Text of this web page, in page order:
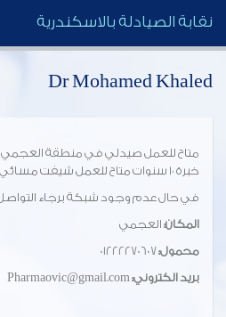
نقابة الصيادلة بالاسكندرية
Dr Mohamed Khaled
متاح للعمل صيدلي في منطقة العجمي
خبرة ١٠ سنوات متاح للعمل شيفت مسائي من ٥ ل ١
في حال عدم وجود شبكة برجاء
المكان: العجمي
محمول:
بريد الكتروني: